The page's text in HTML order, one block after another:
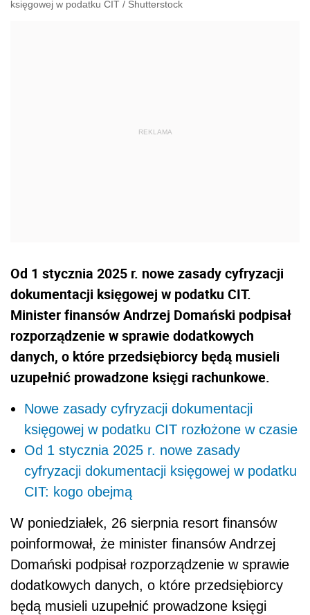
księgowej w podatku CIT / Shutterstock
Od 1 stycznia 2025 r. nowe zasady cyfryzacji
dokumentacji księgowej w podatku CIT.
Minister finansów Andrzej Domański podpisał
rozporządzenie w sprawie dodatkowych
danych, o które przedsiębiorcy będą musieli
uzupełnić prowadzone księgi rachunkowe.
Nowe zasady cyfryzacji dokumentacji
księgowej w podatku CIT rozłożone w czasie
Od 1 stycznia 2025 r. nowe zasady
cyfryzacji dokumentacji księgowej w podatku
CIT: kogo obejmą
W poniedziałek, 26 sierpnia resort finansów
poinformował, że minister finansów Andrzej
Domański podpisał rozporządzenie w sprawie
dodatkowych danych, o które przedsiębiorcy
będą musieli uzupełnić prowadzone księgi